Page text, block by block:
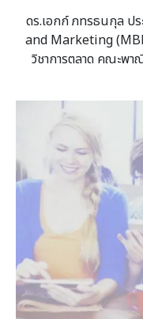
ดร.เอกก์ ภทรธนกุล ป
and Marketing
วิชาการตลาด คณะพ